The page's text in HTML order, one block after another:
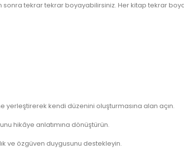
sonra tekrar tekrar boyayabilirsiniz. Her kitap tekrar
yerleştirerek kendi düzenini oluşturmasına alan açın.
hikâye anlatımına dönüştürün.
ve özgüven duygusunu destekleyin.